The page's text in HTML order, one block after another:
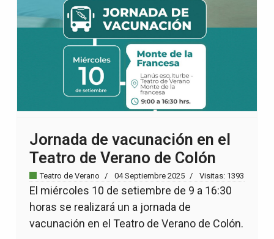
Jornada de vacunación en el
Teatro de Verano de Colón
Teatro de Verano 04 Septiembre 2025 Visitas: 1393
El miércoles 10 de setiembre de 9 a 16:30
horas se realizará un a jornada de
vacunación en el Teatro de Verano de Colón.